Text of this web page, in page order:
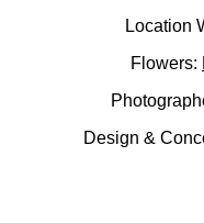
Location
Flowers:
Design &